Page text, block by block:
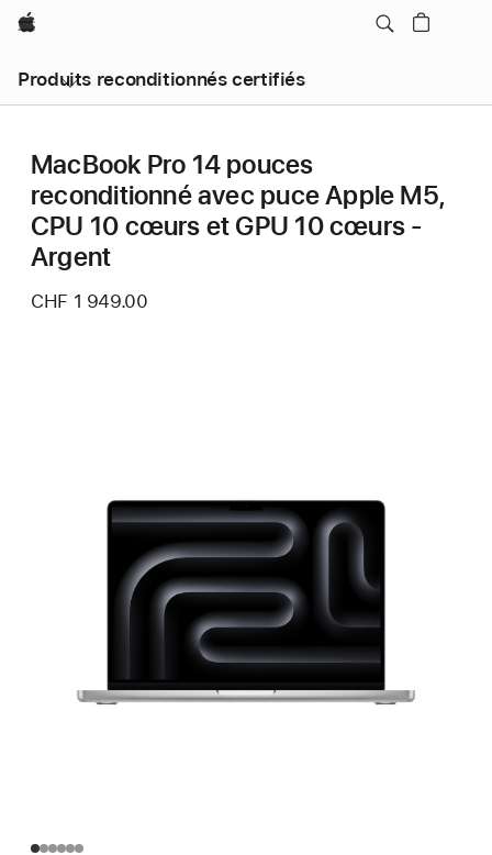
Apple
Produits reconditionnés certifiés
MacBook Pro 14 pouces
reconditionné avec puce Apple M5,
CPU 10 cœurs et GPU 10 cœurs -
Argent
CHF 1 949.00